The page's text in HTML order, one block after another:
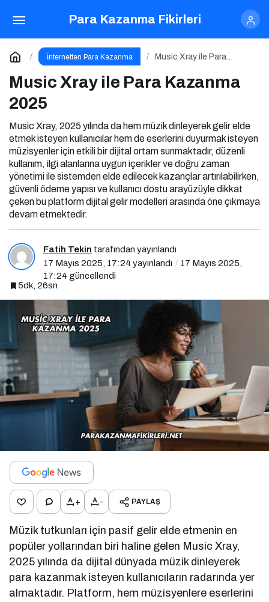
Para Kazanma Fikirleri
İnternetten Para Kazanma
Music Xray ile Para
Music Xray ile Para Kazanma
2025
Music Xray, 2025 yılında da hem müzik dinleyerek gelir elde
etmek isteyen kullanıcılar hem de eserlerini duyurmak isteyen
müzisyenler için etkili bir dijital ortam sunmaktadır, düzenli
kullanım, ilgi alanlarına uygun içerikler ve doğru zaman
yönetimi ile sistemden elde edilecek kazançlar artırılabilirken,
güvenli ödeme yapısı ve kullanıcı dostu arayüzüyle dikkat
çeken bu platform dijital gelir modelleri arasında öne çıkmaya
devam etmektedir.
Fatih Tekin tarafından yayınlandı
17 Mayıs 2025, 17:24 yayınlandı
17 Mayıs 2025,
17:24 güncellendi
5dk, 26sn
+ - PAYLAŞ
Müzik tutkunları için pasif gelir elde etmenin en
popüler yollarından biri haline gelen Music Xray,
2025 yılında da dijital dünyada müzik dinleyerek
para kazanmak isteyen kullanıcıların radarında yer
almaktadır. Platform, hem müzisyenlere eserlerini
Music Xray ile Para Kazanma 2025
Yorum Yap